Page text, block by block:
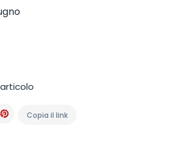
PinterestCopia il link